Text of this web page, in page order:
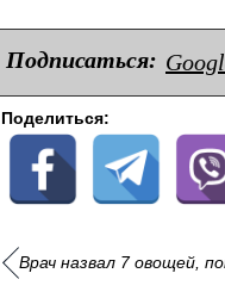
Подписаться:
Поделиться:
Врач назвал 7 овощей,